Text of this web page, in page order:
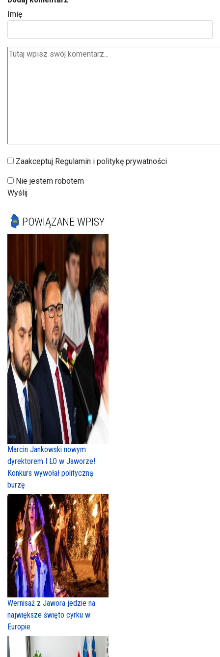
Imię
Zaakceptuj Regulamin i politykę prywatności
Nie jestem robotem
Wyślij
POWIĄZANE WPISY
Marcin Jankowski nowym
dyrektorem I LO w Jaworze!
Konkurs wywołał polityczną
burzę
Wernisaż z Jawora jedzie na
największe święto cyrku w
Europie